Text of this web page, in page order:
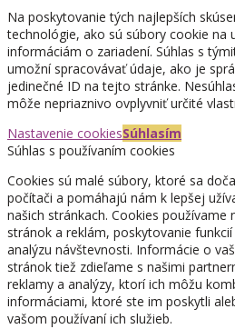
Na poskytovanie tých najlepších
technológie, ako sú súbory cookie na
informáciám o zariadení. Súhlas s
umožní spracovávať údaje, ako je
jedinečné ID na tejto stránke.
môže nepriaznivo ovplyvniť určité
Nastavenie cookiesSúhlasím
Súhlas s používaním cookies
Cookies sú malé súbory, ktoré sa
počítači a pomáhajú nám k lepšej
našich stránkach. Cookies používame
stránok a reklám, poskytovanie
analýzu návštevnosti. Informácie o
stránok tiež zdieľame s našimi
reklamy a analýzy, ktorí ich môžu
informáciami, ktoré ste im poskytli
vašom používaní ich služieb.